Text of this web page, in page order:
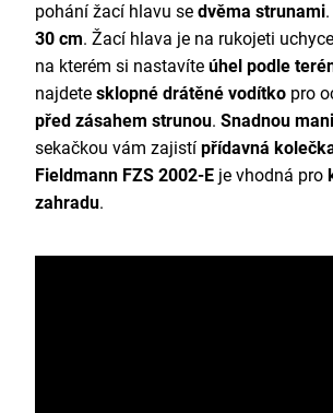
pohání žací hlavu se dvěma strunami.
30 cm. Žací hlava je na rukojeti
na kterém si nastavíte úhel podle
najdete sklopné drátěné vodítko pro
před zásahem strunou. Snadnou
sekačkou vám zajistí přídavná
Fieldmann FZS 2002-E je vhodná pro
zahradu.